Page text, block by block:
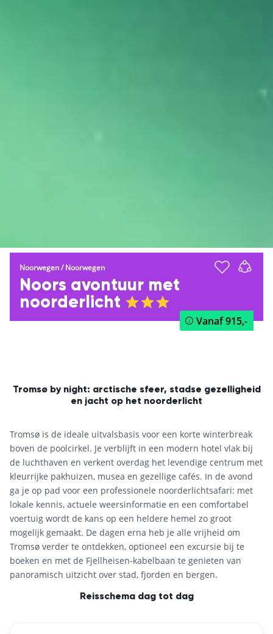
Noorwegen/Noorwegen
Noors avontuur met
noorderlicht
Vanaf915,-
Tromsø by night: arctische sfeer, stadse gezelligheid
en jacht op het noorderlicht
Tromsø is de ideale uitvalsbasis voor een korte winterbreak
boven de poolcirkel. Je verblijft in een modern hotel vlak bij
de luchthaven en verkent overdag het levendige centrum met
kleurrijke pakhuizen, musea en gezellige cafés. In de avond
ga je op pad voor een professionele noorderlichtsafari: met
lokale kennis, actuele weersinformatie en een comfortabel
voertuig wordt de kans op een heldere hemel zo groot
mogelijk gemaakt. De dagen erna heb je alle vrijheid om
Tromsø verder te ontdekken, optioneel een excursie bij te
boeken en met de Fjellheisen-kabelbaan te genieten van
panoramisch uitzicht over stad, fjorden en bergen.
Reisschema dag tot dag